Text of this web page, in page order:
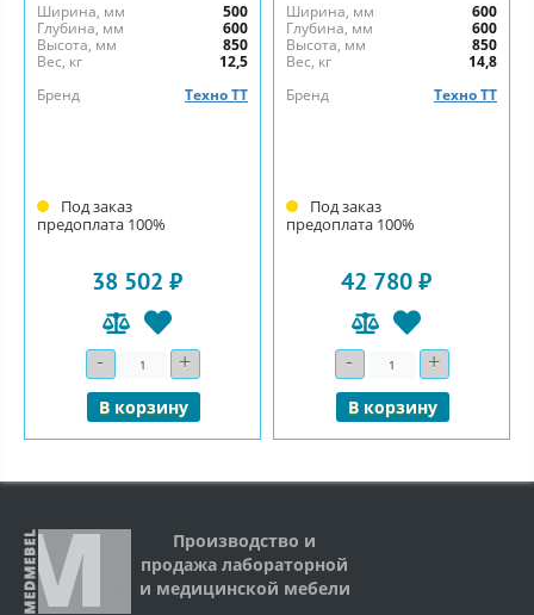
Ширина, мм
500
Глубина, мм
600
Высота, мм
850
Вес, кг
12,5
Бренд
Техно ТТ
Под заказ
предоплата 100%
38 502 ₽
- Количество+
В корзину
Ширина, мм
600
Глубина, мм
600
Высота, мм
850
Вес, кг
14,8
Бренд
Техно ТТ
Под заказ
предоплата 100%
42 780 ₽
- Количество+
В корзину
Производство и
продажа лабораторной
и медицинской мебели